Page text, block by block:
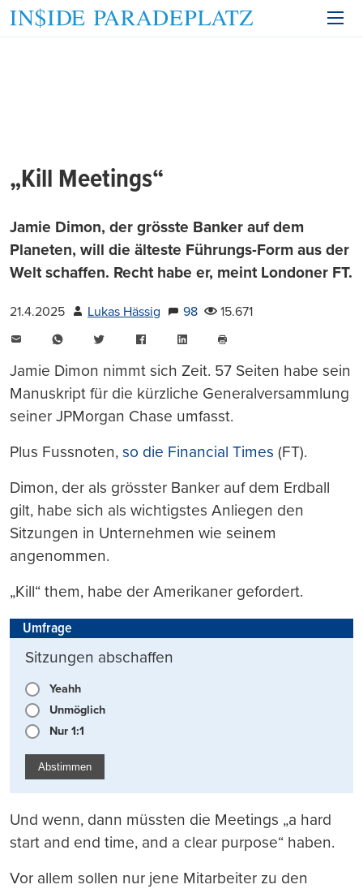
„Kill Meetings“
Jamie Dimon, der grösste Banker auf dem
Planeten, will die älteste Führungs-Form aus der
Welt schaffen. Recht habe er, meint Londoner FT.
21.4.2025 Lukas Hässig 98
15.671
WhatsAppTwitter FacebookLinkedIn
drucken
Jamie Dimon nimmt sich Zeit. 57 Seiten habe sein
Manuskript für die kürzliche Generalversammlung
seiner JPMorgan Chase umfasst.
Plus Fussnoten, so die Financial Times (FT).
Dimon, der als grösster Banker auf dem Erdball
gilt, habe sich als wichtigstes Anliegen den
Sitzungen in Unternehmen wie seinem
angenommen.
„Kill“ them, habe der Amerikaner gefordert.
Umfrage
Sitzungen abschaffen
Yeahh
Unmöglich
Nur 1:1
Abstimmen
Und wenn, dann müssten die Meetings „a hard
start and end time, and a clear purpose“ haben.
Vor allem sollen nur jene Mitarbeiter zu den